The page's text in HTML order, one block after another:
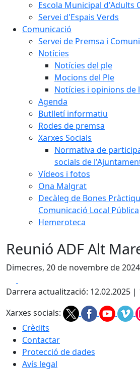
Escola Municipal d'Adults
Servei d'Espais Verds
Comunicació
Servei de Premsa i
Notícies
Notícies del ple
Mocions del Ple
Notícies i opinions de
Agenda
Butlletí informatiu
Rodes de premsa
Xarxes Socials
Normativa de
socials de
Vídeos i fotos
Ona Malgrat
Decàleg de Bones
Comunicació Local Pública
Hemeroteca
Reunió ADF Alt
Dimecres, 20 de novembre de
Darrera actualització: 12.02.2025 |
Xarxes socials:
Crèdits
Contactar
Protecció de dades
Avís legal